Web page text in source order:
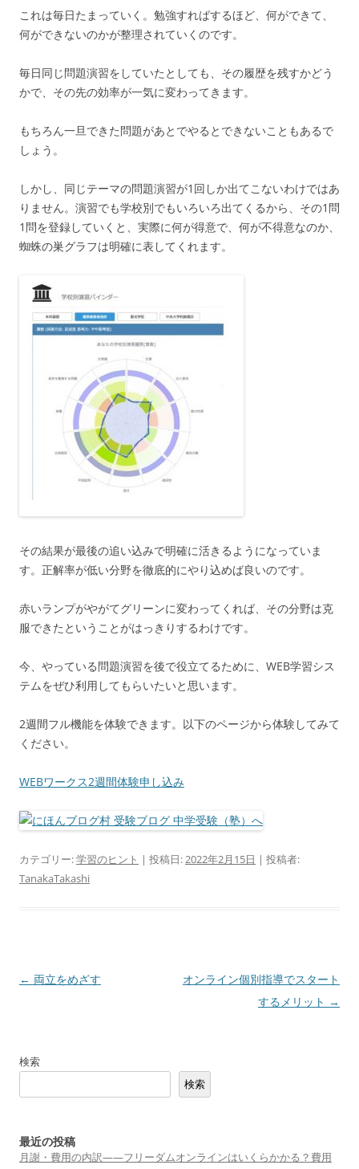
これは毎日たまっていく。勉強すればするほど、何ができて、
何ができないのかが整理されていくのです。
毎日同じ問題演習をしていたとしても、その履歴を残すかどう
かで、その先の効率が一気に変わってきます。
もちろん一旦できた問題があとでやるとできないこともあるで
しょう。
しかし、同じテーマの問題演習が1回しか出てこないわけではあ
りません。演習でも学校別でもいろいろ出てくるから、その1問
1問を登録していくと、実際に何が得意で、何が不得意なのか、
蜘蛛の巣グラフは明確に表してくれます。
その結果が最後の追い込みで明確に活きるようになっていま
す。正解率が低い分野を徹底的にやり込めば良いのです。
赤いランプがやがてグリーンに変わってくれば、その分野は克
服できたということがはっきりするわけです。
今、やっている問題演習を後で役立てるために、WEB学習シス
テムをぜひ利用してもらいたいと思います。
2週間フル機能を体験できます。以下のページから体験してみて
ください。
WEBワークス2週間体験申し込み
カテゴリー:学習のヒント | 投稿日:2022年2月15日 | 投稿者:
TanakaTakashi
投
ゲ
ョ
ン
← 両立をめざす
オンライン個別指導でスタート
するメリット →
検索
検索
最近の投稿
月謝・費用の内訳——フリーダムオンラインはいくらかかる？費用